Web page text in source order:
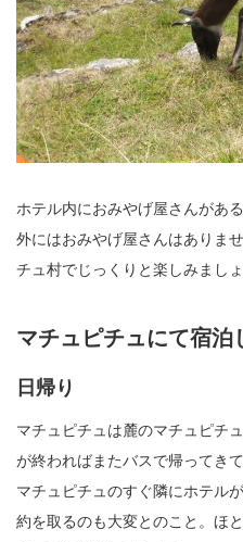
ホテル内におみやげ屋さんがあ
外にはおみやげ屋さんはありま
チュ村でじっくりと楽しみましょ
マチュピチュにて宿泊
日帰り
マチュピチュは麓のマチュピチ
が終わればまたバスで帰ってき
マチュピチュのすぐ隣にホテル
約を取るのも大変とのこと。ほ